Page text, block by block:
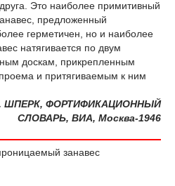
Это наиболее примитивный
предложенный
герметичен, но и наиболее
натягивается по двум
доскам, прикрепленным
и притягиваемым к ним
ШПЕРК, ФОРТИФИКАЦИОННЫЙ
СЛОВАРЬ, ВИА, Москва-1946
занавес